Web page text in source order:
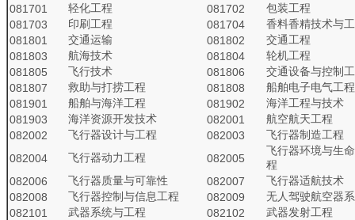
081701
轻化工程 081702
包装工程
081703
印刷工程 081704
香料香精技术与
081801
交通运输 081802
交通工程
081803
航海技术 081804
轮机工程
081805
飞行技术 081806
交通设备与控制
081807
救助与打捞工程 081808
船舶电子电气工程
081901
船舶与海洋工程 081902
海洋工程与技术
081903
海洋资源开发技术 082001
航空航天工程
082002
飞行器设计与工程 082003
飞行器制造工程
082004
飞行器动力工程 082005
飞行器环境与生
程
082006
飞行器质量与可靠性 082007
飞行器适航技术
082008
飞行器控制与信息工程 082009
无人驾驶航空器
082101
武器系统与工程 082102
武器发射工程